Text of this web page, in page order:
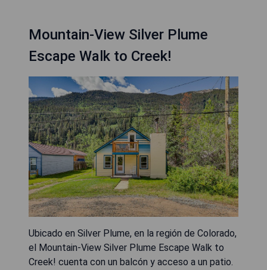
Mountain-View Silver Plume
Escape Walk to Creek!
Ubicado en Silver Plume, en la región de Colorado,
el Mountain-View Silver Plume Escape Walk to
Creek! cuenta con un balcón y acceso a un patio.